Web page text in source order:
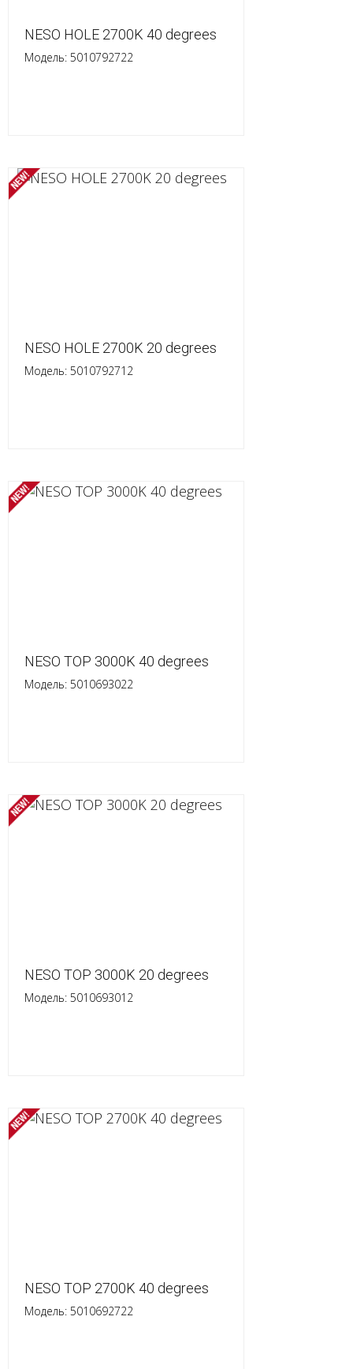
NESO HOLE 2700K 40 degrees
Модель: 5010792722
NESO HOLE 2700K 20 degrees
Модель: 5010792712
NESO TOP 3000K 40 degrees
Модель: 5010693022
NESO TOP 3000K 20 degrees
Модель: 5010693012
NESO TOP 2700K 40 degrees
Модель: 5010692722